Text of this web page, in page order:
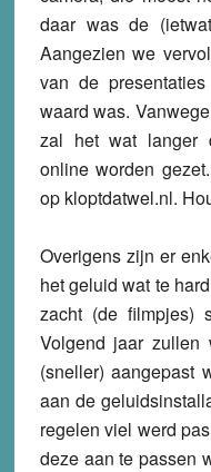
daar was de
Aangezien we
van de
waard was.
zal het wat langer
online worden
op kloptdatwel.nl.
Overigens zijn er
het geluid wat te
zacht (de filmpjes)
Volgend jaar
(sneller) aangepast
aan de
regelen viel werd
deze aan te passen